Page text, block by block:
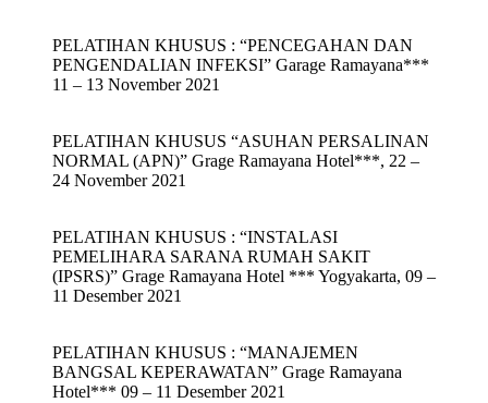
PELATIHAN KHUSUS : “PENCEGAHAN DAN
PENGENDALIAN INFEKSI” Garage Ramayana***
11 – 13 November 2021
PELATIHAN KHUSUS “ASUHAN PERSALINAN
NORMAL (APN)” Grage Ramayana Hotel***, 22 –
24 November 2021
PELATIHAN KHUSUS : “INSTALASI
PEMELIHARA SARANA RUMAH SAKIT
(IPSRS)” Grage Ramayana Hotel *** Yogyakarta, 09 –
11 Desember 2021
PELATIHAN KHUSUS : “MANAJEMEN
BANGSAL KEPERAWATAN” Grage Ramayana
Hotel*** 09 – 11 Desember 2021